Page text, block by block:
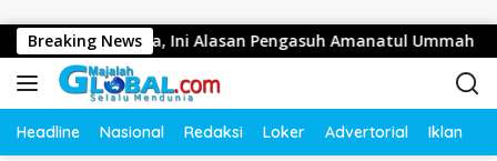
Breaking News
Juta, Ini Alasan Pengasuh Amanatul Ummah
Headline Nasional Redaksi Loker Advertorial Iklan